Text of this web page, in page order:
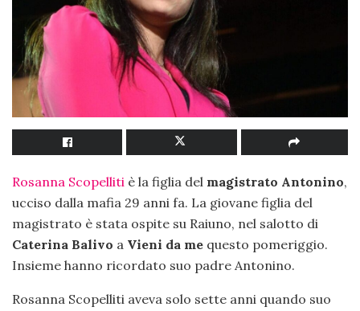
Rosanna Scopelliti è la figlia del magistrato Antonino,
ucciso dalla mafia 29 anni fa. La giovane figlia del
magistrato è stata ospite su Raiuno, nel salotto di
Caterina Balivo a Vieni da me questo pomeriggio.
Insieme hanno ricordato suo padre Antonino.
Rosanna Scopelliti aveva solo sette anni quando suo